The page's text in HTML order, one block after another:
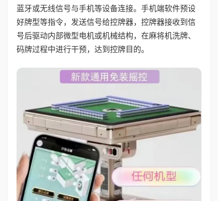
蓝牙或无线信号与手机等设备连接。手机端软件预设
好牌型等指令，发送信号给控牌器，控牌器接收到信
号后驱动内部微型电机或机械结构，在麻将机洗牌、
码牌过程中进行干预，达到控牌目的。